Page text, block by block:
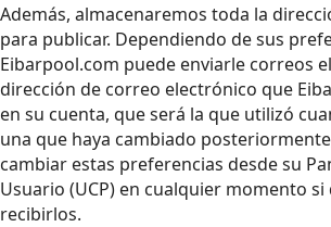
Además, almacenaremos toda la
para publicar. Dependiendo de sus
Eibarpool.com puede enviarle correos
dirección de correo electrónico que
en su cuenta, que será la que utilizó
una que haya cambiado
cambiar estas preferencias desde su
Usuario (UCP) en cualquier momento si
recibirlos.